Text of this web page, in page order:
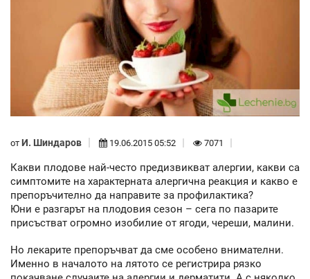
от И. Шиндаров 19.06.2015 05:52 7071
Какви плодове най-често предизвикват алергии, какви са
симптомите на характерната алергична реакция и какво е
препоръчително да направите за профилактика?
Юни е разгарът на плодовия сезон – сега по пазарите
присъстват огромно изобилие от ягоди, череши, малини.
Но лекарите препоръчват да сме особено внимателни.
Именно в началото на лятото се регистрира рязко